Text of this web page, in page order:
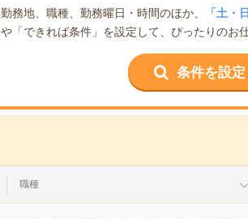
勤務地、職種、勤務曜日・時間のほか、 「土・
や「できれば条件」を設定して、ぴったりのお
条件を設
職種